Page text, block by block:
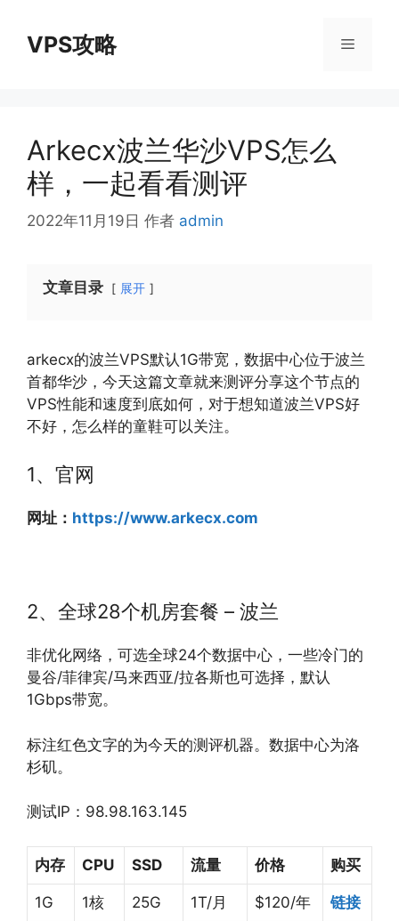
VPS攻略 菜
Arkecx波兰华沙VPS怎么
样，一起看看测评
2022年11月19日 作者 admin
文章目录 展开
arkecx的波兰VPS默认1G带宽，数据中心位于波兰
首都华沙，今天这篇文章就来测评分享这个节点的
VPS性能和速度到底如何，对于想知道波兰VPS好
不好，怎么样的童鞋可以关注。
1、官网
网址： https://www.arkecx.com
2、全球28个机房套餐 – 波兰
非优化网络，可选全球24个数据中心，一些冷门的
曼谷/菲律宾/马来西亚/拉各斯也可选择，默认
1Gbps带宽。
标注红色文字的为今天的测评机器。数据中心为洛
杉矶。
测试IP：98.98.163.145
内存 CPU SSD 流量 价格 购买
1G 1核 25G 1T/月 $120/年 链接